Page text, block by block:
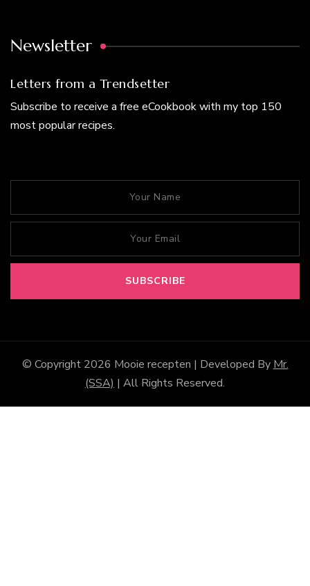
Newsletter
Letters from a Trendsetter
Subscribe to receive a free eCookbook with my top 150
most popular recipes.
© Copyright 2026 Mooie recepten | Developed By Mr.
(SSA) | All Rights Reserved.